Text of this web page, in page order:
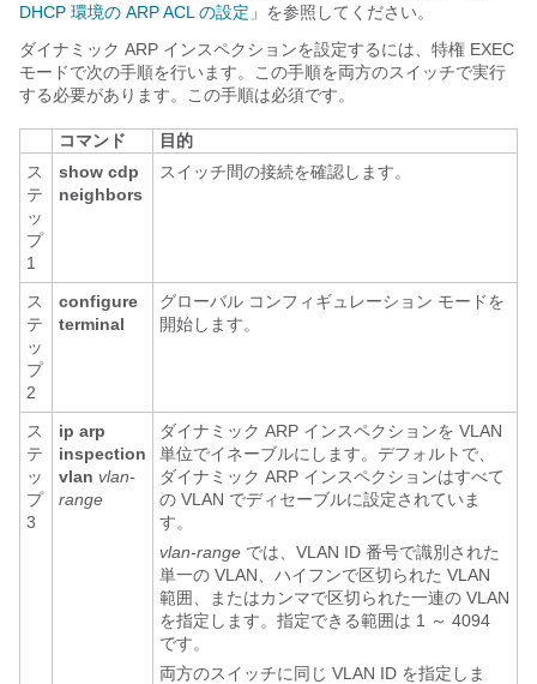
DHCP 環境の ARP ACL の設定」 を参照してください。
ダイナミック ARP インスペクションを設定するには、特権 EXEC
モードで次の手順を行います。この手順を両方のスイッチで実行
する必要があります。この手順は必須です。
コマンド
目的
ス
テ
ッ
プ
1
show cdp
neighbors
スイッチ間の接続を確認します。
ス
テ
ッ
プ
2
configure
terminal
グローバル コンフィギュレーション モードを
開始します。
ス
テ
ッ
プ
3
ip arp
inspection
vlan vlan-
range
ダイナミック ARP インスペクションを VLAN
単位でイネーブルにします。デフォルトで、
ダイナミック ARP インスペクションはすべて
の VLAN でディセーブルに設定されていま
す。
vlan-range では、VLAN ID 番号で識別された
単一の VLAN、ハイフンで区切られた VLAN
範囲、またはカンマで区切られた一連の VLAN
を指定します。指定できる範囲は 1 ～ 4094
です。
両方のスイッチに同じ VLAN ID を指定しま